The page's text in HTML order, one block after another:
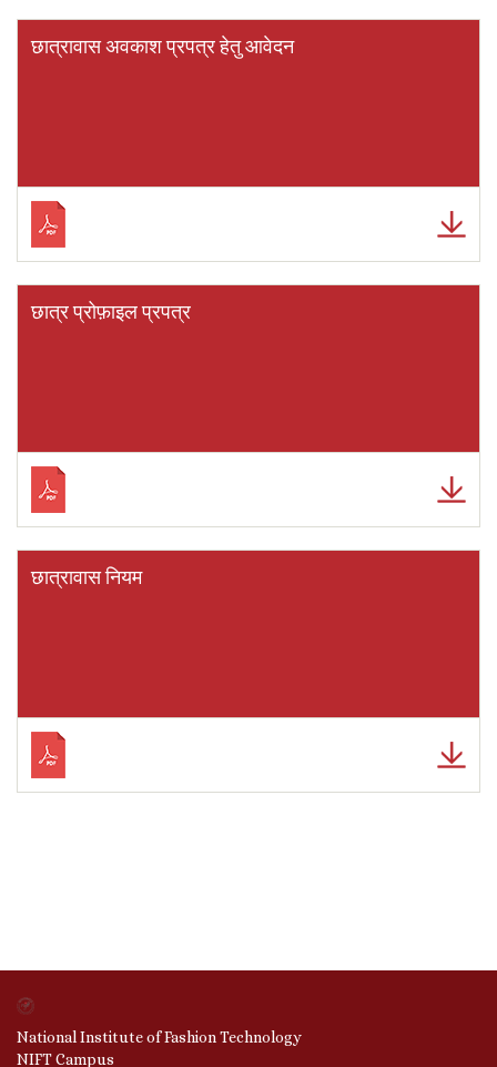
छात्रावास अवकाश प्रपत्र हेतु आवेदन
छात्र प्रोफ़ाइल प्रपत्र
छात्रावास नियम
National Institute of Fashion Technology
NIFT Campus